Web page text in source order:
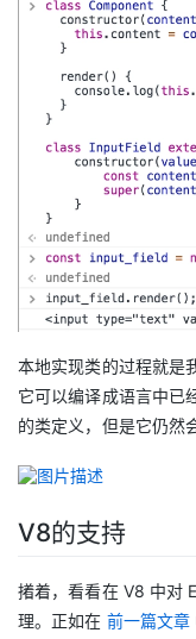
本地实现类的过程就是
它可以编译成语言中已
的类定义，但是它仍然
V8的支持
撯着，看看在 V8 中对
理。正如在 前一篇文章